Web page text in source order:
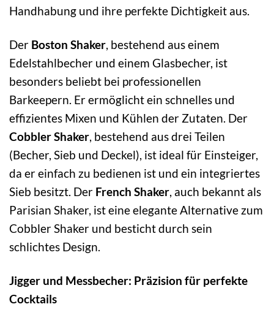
Handhabung und ihre perfekte Dichtigkeit aus.
Der Boston Shaker, bestehend aus einem
Edelstahlbecher und einem Glasbecher, ist
besonders beliebt bei professionellen
Barkeepern. Er ermöglicht ein schnelles und
effizientes Mixen und Kühlen der Zutaten. Der
Cobbler Shaker, bestehend aus drei Teilen
(Becher, Sieb und Deckel), ist ideal für Einsteiger,
da er einfach zu bedienen ist und ein integriertes
Sieb besitzt. Der French Shaker, auch bekannt als
Parisian Shaker, ist eine elegante Alternative zum
Cobbler Shaker und besticht durch sein
schlichtes Design.
Jigger und Messbecher: Präzision für perfekte
Cocktails